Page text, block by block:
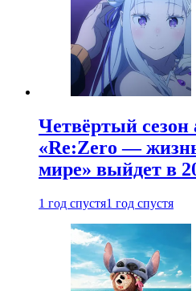
Четвёртый сезон
«Re:Zero —
мире» выйдет в
1 год спустя1 год спустя